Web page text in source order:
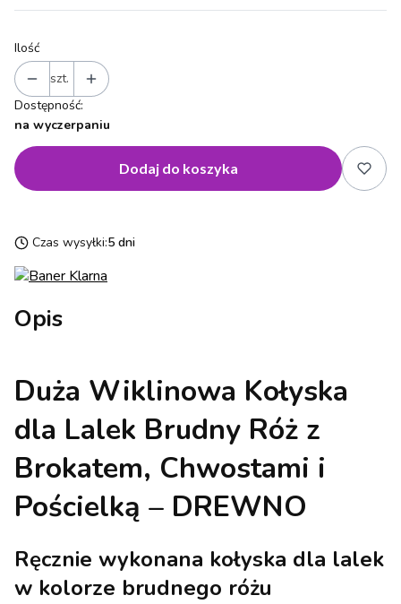
Ilość
szt.
Dostępność:
na wyczerpaniu
Dodaj do koszyka
Czas wysyłki:5 dni
Opis
Duża Wiklinowa Kołyska
dla Lalek Brudny Róż z
Brokatem, Chwostami i
Pościelką – DREWNO
Ręcznie wykonana kołyska dla lalek
w kolorze brudnego różu